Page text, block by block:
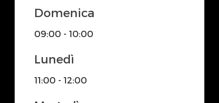
Domenica
09:00 - 10:00
Lunedì
11:00 - 12:00